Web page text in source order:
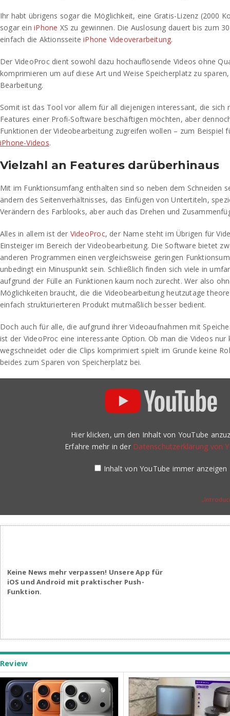
Ihr habt übrigens sogar die Möglichkeit, eine Gratis-Lizenz (2000
sogar einiPhone XS zu gewinnen. Die Auslosung dauert bis zum
einfach die AktionsseiteiPhone Videoverarbeitung.
Der VideoProc dient sowohl dazu hochauflösende Videos ohne
komprimieren um auf diese Art und Weise Speicherplatz zu
Bearbeitung.
Somit ist das Tool vor allem für all diejenigen interessant, die sich
Features einer Profi-Software beschäftigen möchten, aber
Funktionen der Videobearbeitung zugreifen wollen – zum Beispiel
iPhone-Videos.
Vielzahl an Features darüberhinaus
Mit im Funktionsumfang enthalten sind so neben dem Schneiden
ändern des Seitenverhältnisses, das Einfügen von Untertiteln,
Verändern des Farblooks, aber auch das Drehen und
Alles in allem ist der VideoProc, der Name steht im Übrigen für
Einsteiger im Bereich der Videobearbeitung. Die Software bietet
anderen Programmen einen vergleichsweise geringen
unbedingt ein Minuspunkt sein. Schließlich finden sich viele in
aufgrund der Fülle an Funktionen kaum noch zurecht. Wer also
Möglichkeiten braucht, die die Videobearbeitung heutzutage
einfach strukturierteren Produkt mutmaßlich besser bedient.
Doch auch für alle, die aufgrund ihrer Videoaufnahmen mit
ist der VideoProc eine interessante Option. Ob man die Videos
wegschneidet oder die Clips komprimiert spielt im Grunde keine
beides zum Sparen von Speicherplatz bei.
Hier klicken, um den Inhalt von YouTube
Erfahre mehr in der Datenschutzerklärung von
Inhalt von YouTube immer anzeigen
Keine News mehr verpassen! Unsere App für
iOS und Android mit praktischer Push-
Funktion.
Review